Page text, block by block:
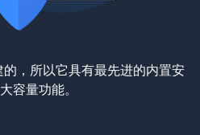
，所以它具有最先进的内置安
容量功能。